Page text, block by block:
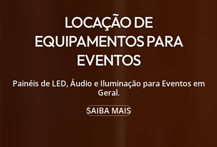
LOCAÇÃO DE
EQUIPAMENTOS PARA
EVENTOS
Painéis de LED, Áudio e Iluminação para Eventos em
Geral.
SAIBA MAIS